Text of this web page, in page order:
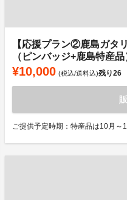
【応援プラン②鹿島ガタ
（ピンバッジ+鹿島特産品
¥10,000 (税込/送料込)残り26
ご提供予定時期：特産品は10月～